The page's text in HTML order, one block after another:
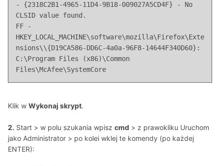
- {2318C2B1-4965-11D4-9B18-009027A5CD4F} - No
CLSID value found.
FF -
HKEY_LOCAL_MACHINE\software\mozilla\Firefox\Exte
nsions\\{D19CA586-DD6C-4a0a-96F8-14644F340D60}:
C:\Program Files (x86)\Common
Files\McAfee\SystemCore
Klik w Wykonaj skrypt.
2. Start > w polu szukania wpisz cmd > z prawokliku Uruchom
jako Administrator > po kolei wklej te komendy (po każdej
ENTER):